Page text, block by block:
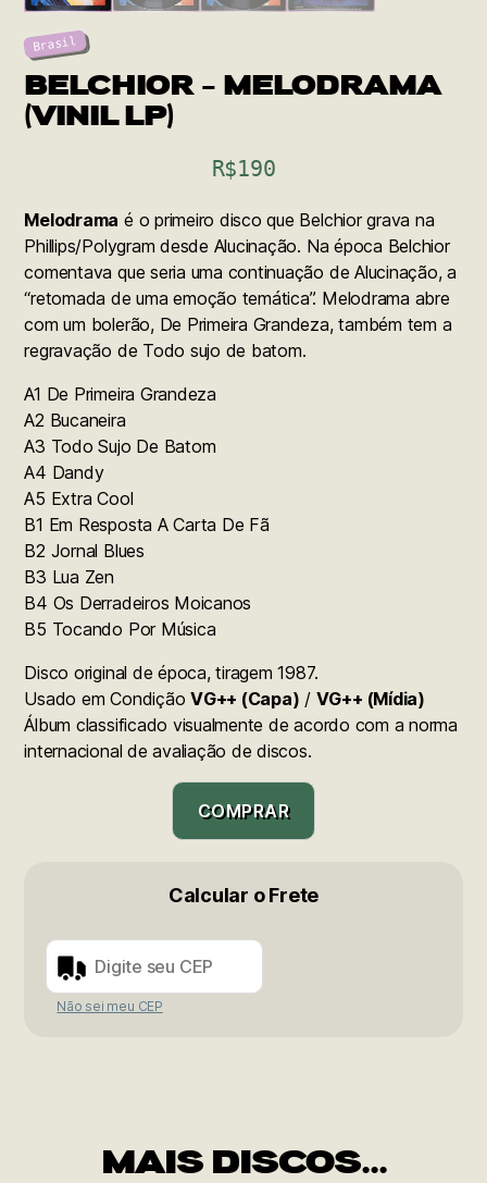
Brasil
BELCHIOR – MELODRAMA
(VINIL LP)
R$190
Melodrama é o primeiro disco que Belchior grava na
Phillips/Polygram desde Alucinação. Na época Belchior
comentava que seria uma continuação de Alucinação, a
“retomada de uma emoção temática”. Melodrama abre
com um bolerão, De Primeira Grandeza, também tem a
regravação de Todo sujo de batom.
A1 De Primeira Grandeza
A2 Bucaneira
A3 Todo Sujo De Batom
A4 Dandy
A5 Extra Cool
B1 Em Resposta A Carta De Fã
B2 Jornal Blues
B3 Lua Zen
B4 Os Derradeiros Moicanos
B5 Tocando Por Música
Disco original de época, tiragem 1987.
Usado em CondiçãoVG++ (Capa) / VG++ (Mídia)
Álbum classificado visualmente de acordo com a norma
internacional de avaliação de discos.
COMPRAR
Calcular o Frete
Não sei meu CEP
MAIS DISCOS...